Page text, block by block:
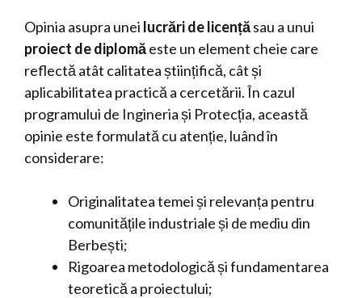
Opinia asupra unei lucrări de licențăsau a unui
proiect de diplomăeste un element cheie care
reflectă atât calitatea științifică, cât și
aplicabilitatea practică a cercetării. În cazul
programului de Ingineria și Protecția, această
opinie este formulată cu atenție, luând în
considerare:
Originalitatea temei și relevanța pentru
comunitățile industriale și de mediu din
Berbești;
Rigoarea metodologică și fundamentarea
teoretică a proiectului;